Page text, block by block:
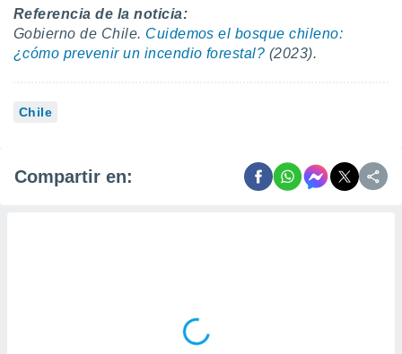
Referencia de la noticia:
Gobierno de Chile. Cuidemos el bosque chileno:
¿cómo prevenir un incendio forestal? (2023).
Chile
Compartir en: